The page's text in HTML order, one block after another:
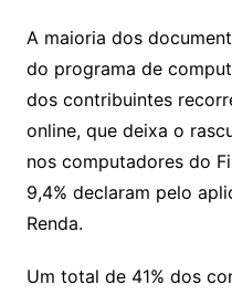
A maioria dos
do programa de
dos contribuintes
online, que deixa o
nos computadores do
9,4% declaram pelo
Renda.
Um total de 41% dos